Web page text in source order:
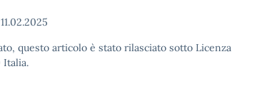
11.02.2025
questo articolo è stato rilasciato sotto Licenza
Italia.